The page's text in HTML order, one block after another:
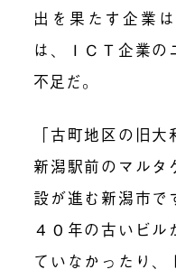
出を果たす企業
は、ＩＣＴ企業の
不足だ。
「古町地区の旧
新潟駅前のマルタ
設が進む新潟市で
４０年の古いビル
ていなかったり、